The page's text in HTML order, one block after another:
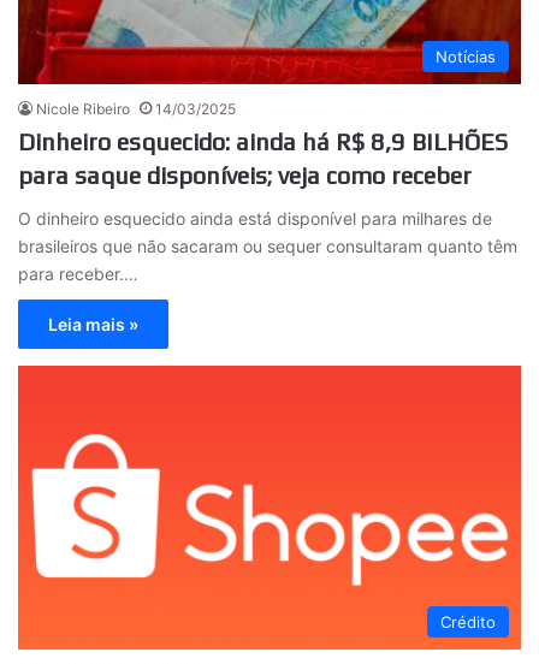
Notícias
Nicole Ribeiro 14/03/2025
Dinheiro esquecido: ainda há R$ 8,9 BILHÕES
para saque disponíveis; veja como receber
O dinheiro esquecido ainda está disponível para milhares de
brasileiros que não sacaram ou sequer consultaram quanto têm
para receber.…
Leia mais »
Crédito